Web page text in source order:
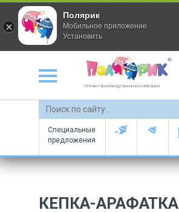
Оптово-производственная компания
Специальные
предложения
КЕПКА-АРАФАТКА
Полярик
Мобильное приложение
Установить